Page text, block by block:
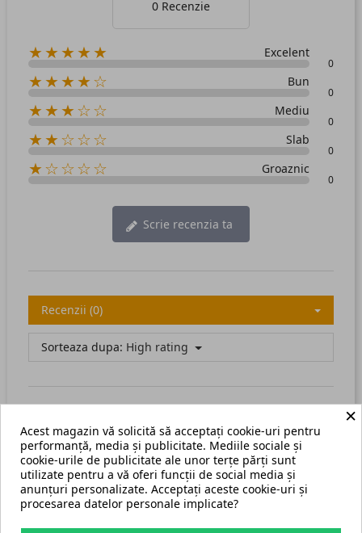
0 Recenzie
★★★★★ Excelent
0
★★★★☆ Bun
0
★★★☆☆ Mediu
0
★★☆☆☆ Slab
0
★☆☆☆☆ Groaznic
0
Scrie recenzia ta
Recenzii (0)
Sorteaza dupa: High rating
There are no available reviews.Scrie recenzia ta.
Termeni și condiții Harta site
×
Acest magazin vă solicită să acceptați cookie-uri pentru
performanță, media și publicitate. Mediile sociale și
cookie-urile de publicitate ale unor terțe părți sunt
utilizate pentru a vă oferi funcții de social media și
anunțuri personalizate. Acceptați aceste cookie-uri și
procesarea datelor personale implicate?